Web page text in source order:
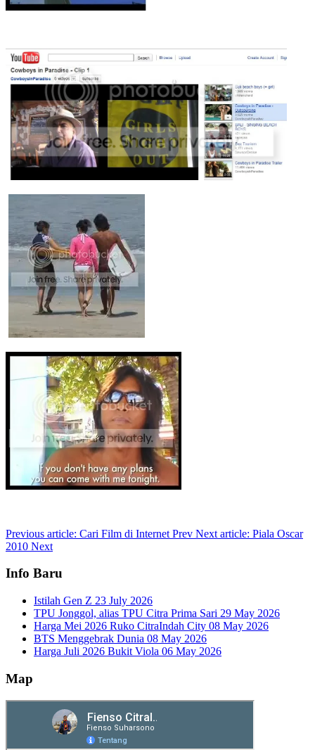
Previous article: Cari Film di Internet Prev Next article: Piala Oscar
2010 Next
Info Baru
Istilah Gen Z 23 July 2026
TPU Jonggol, alias TPU Citra Prima Sari 29 May 2026
Harga Mei 2026 Ruko CitraIndah City 08 May 2026
BTS Menggebrak Dunia 08 May 2026
Harga Juli 2026 Bukit Viola 06 May 2026
Map